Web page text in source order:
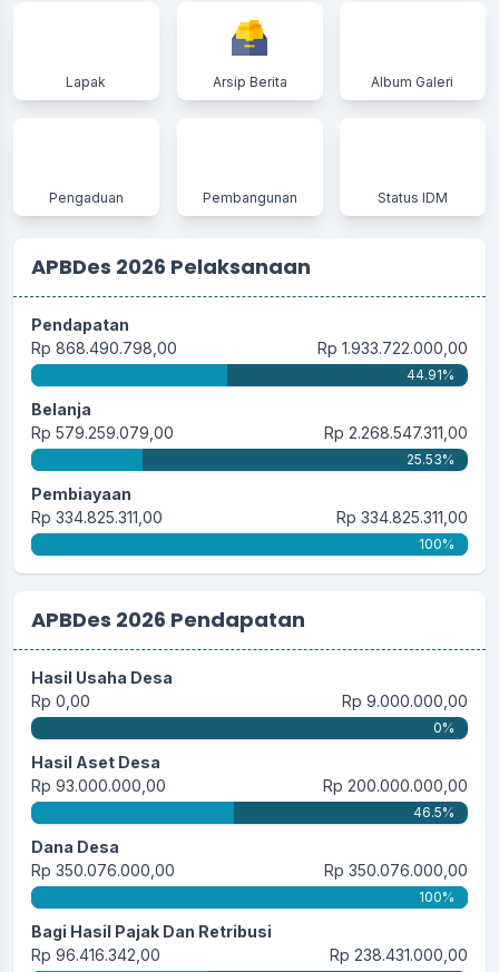
Alhamdulillah, InsyaAllah pembentukan Koperasi
20 Mei 2025 06:13:00
Lapak Arsip Berita Album Galeri
Pengaduan Pembangunan Status IDM
APBDes 2026 Pelaksanaan
Pendapatan
Rp 868.490.798,00
Rp 1.933.722.000,00
44.91%
Belanja
Rp 579.259.079,00
Rp 2.268.547.311,00
25.53%
Pembiayaan
Rp 334.825.311,00
Rp 334.825.311,00
100%
APBDes 2026 Pendapatan
Hasil Usaha Desa
Rp 0,00
Rp 9.000.000,00
0%
Hasil Aset Desa
Rp 93.000.000,00
Rp 200.000.000,00
46.5%
Dana Desa
Rp 350.076.000,00
Rp 350.076.000,00
100%
Bagi Hasil Pajak Dan Retribusi
Rp 96.416.342,00
Rp 238.431.000,00